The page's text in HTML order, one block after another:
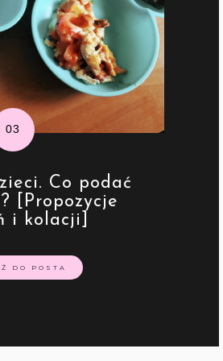
Co podać
[Propozycje
i kolacji]
DO POSTA